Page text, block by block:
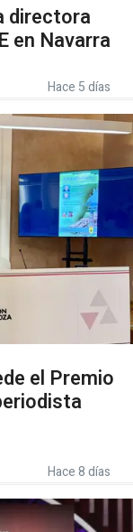
directora
en Navarra
Hace 5 días
el Premio
Hace 8 días